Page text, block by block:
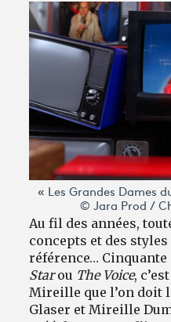
« Les Grandes Dames
© Jara Prod /
Au fil des années,
concepts et des
référence… Cinquante
Starou The Voice,
Mireille que l’on doit
Glaser et Mireille